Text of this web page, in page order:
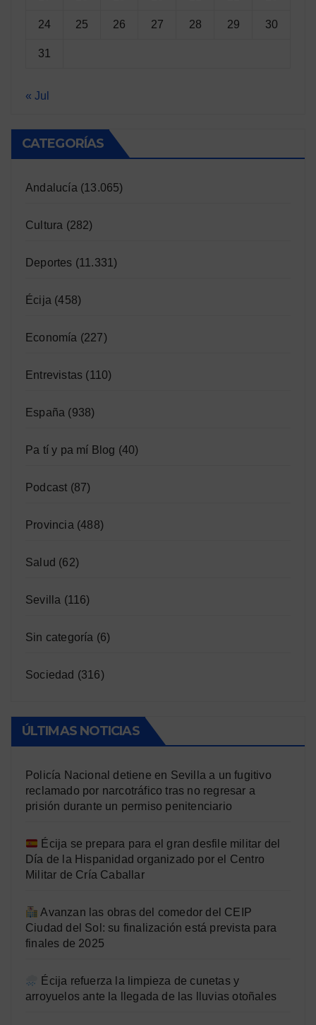
24 25 26 27 28 29 30
31
« Jul
CATEGORÍAS
Andalucía (13.065)
Cultura (282)
Deportes (11.331)
Écija (458)
Economía (227)
Entrevistas (110)
España (938)
Pa tí y pa mí Blog (40)
Podcast (87)
Provincia (488)
Salud (62)
Sevilla (116)
Sin categoría (6)
Sociedad (316)
ÚLTIMAS NOTICIAS
Policía Nacional detiene en Sevilla a un fugitivo
reclamado por narcotráfico tras no regresar a
prisión durante un permiso penitenciario
Écija se prepara para el gran desfile militar del
Día de la Hispanidad organizado por el Centro
Militar de Cría Caballar
Avanzan las obras del comedor del CEIP
Ciudad del Sol: su finalización está prevista para
finales de 2025
Écija refuerza la limpieza de cunetas y
arroyuelos ante la llegada de las lluvias otoñales